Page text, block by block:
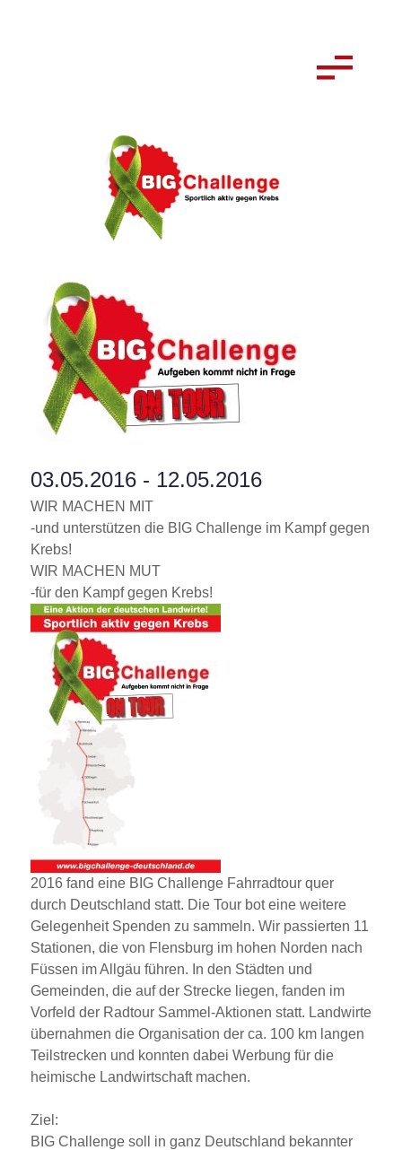
03.05.2016 - 12.05.2016
WIR MACHEN MIT
-und unterstützen die BIG Challenge im Kampf gegen
Krebs!
WIR MACHEN MUT
-für den Kampf gegen Krebs!
2016 fand eine BIG Challenge Fahrradtour quer
durch Deutschland statt. Die Tour bot eine weitere
Gelegenheit Spenden zu sammeln. Wir passierten 11
Stationen, die von Flensburg im hohen Norden nach
Füssen im Allgäu führen. In den Städten und
Gemeinden, die auf der Strecke liegen, fanden im
Vorfeld der Radtour Sammel-Aktionen statt. Landwirte
übernahmen die Organisation der ca. 100 km langen
Teilstrecken und konnten dabei Werbung für die
heimische Landwirtschaft machen.
Ziel:
BIG Challenge soll in ganz Deutschland bekannter